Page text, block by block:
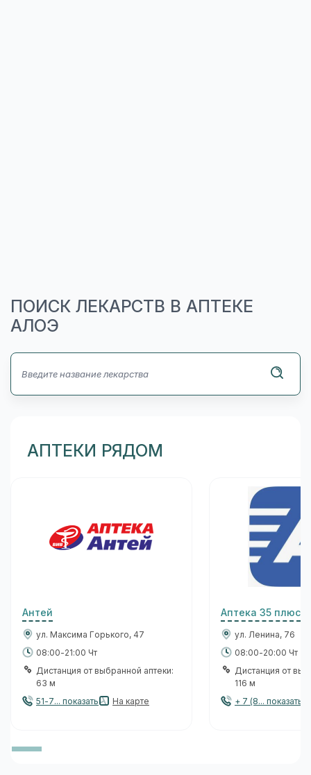
ПОИСК ЛЕКАРСТВ В АПТЕКЕ
АЛОЭ
АПТЕКИ РЯДОМ
Антей
ул. Максима Горького, 47
08:00-21:00 Чт
Дистанция от выбранной аптеки:
63 м
51-7... показать
На карте
Аптека 35 плюс
ул. Ленина, 76
08:00-20:00 Чт
Дистанция от
116 м
+ 7 (8... показать